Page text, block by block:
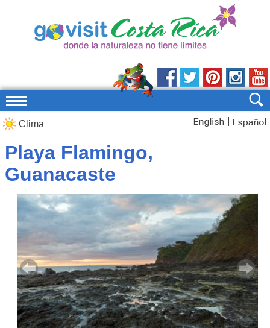
Clima
Playa Flamingo,
Guanacaste